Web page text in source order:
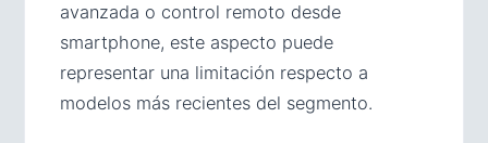
avanzada o control remoto desde
smartphone, este aspecto puede
representar una limitación respecto a
modelos más recientes del segmento.